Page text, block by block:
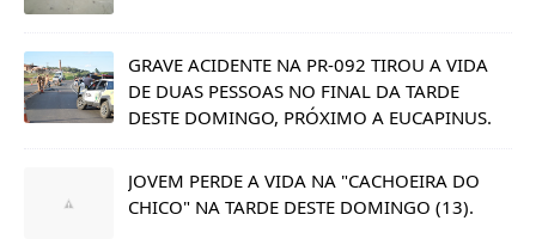
GRAVE ACIDENTE NA PR-092 TIROU A VIDA
DE DUAS PESSOAS NO FINAL DA TARDE
DESTE DOMINGO, PRÓXIMO A EUCAPINUS.
JOVEM PERDE A VIDA NA "CACHOEIRA DO
CHICO" NA TARDE DESTE DOMINGO (13).